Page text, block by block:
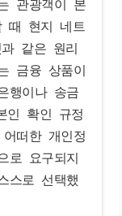
관광객이 본
때 현지 네트
같은 원리
금융 상품이
행이나 송금
인 확인 규정
떠한 개인정
로 요구되지
스로 선택했